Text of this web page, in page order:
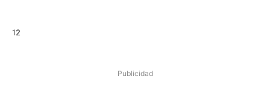
12
Publicidad